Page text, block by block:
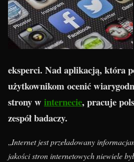
eksperci. Nad aplikacją, która
użytkownikom ocenić
strony w internecie, pracuje
zespół badaczy.
„Internet jest przeładowany
jakości stron internetowych niewiele